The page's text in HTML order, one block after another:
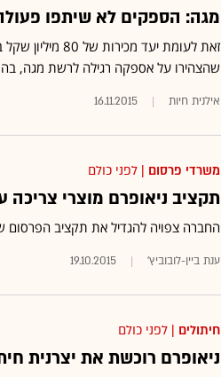
מגה: הספקים לא שיתפו
זאת לעומת יעד
שהצהירו על אספקה רגילה לרשת מגה,
אילנית חיות 16.11.2015
משרדי פרסום | לפני כולם
תקציב ניאופרם מוצרי צריכה
החברה צפויה להגדיל את תקציב הפרסום שלה להיקף של
ענת ביין-לובוביץ' 19.10.2015
חיתולים | לפני כולם
ניאופרם רוכשת את יצרנית